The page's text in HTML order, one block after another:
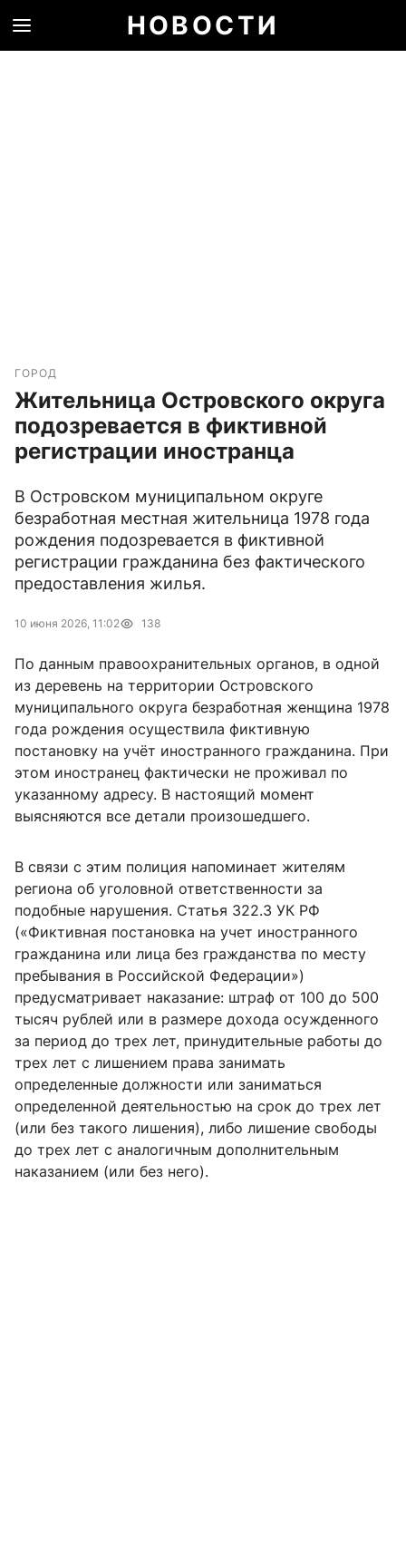
НОВОСТИ
ГОРОД
Жительница Островского округа
подозревается в фиктивной
регистрации иностранца
В Островском муниципальном округе
безработная местная жительница 1978 года
рождения подозревается в фиктивной
регистрации гражданина без фактического
предоставления жилья.
10 июня 2026, 11:02 138
По данным правоохранительных органов, в одной
из деревень на территории Островского
муниципального округа безработная женщина 1978
года рождения осуществила фиктивную
постановку на учёт иностранного гражданина. При
этом иностранец фактически не проживал по
указанному адресу. В настоящий момент
выясняются все детали произошедшего.
В связи с этим полиция напоминает жителям
региона об уголовной ответственности за
подобные нарушения. Статья 322.3 УК РФ
(«Фиктивная постановка на учет иностранного
гражданина или лица без гражданства по месту
пребывания в Российской Федерации»)
предусматривает наказание: штраф от 100 до 500
тысяч рублей или в размере дохода осужденного
за период до трех лет, принудительные работы до
трех лет с лишением права занимать
определенные должности или заниматься
определенной деятельностью на срок до трех лет
(или без такого лишения), либо лишение свободы
до трех лет с аналогичным дополнительным
наказанием (или без него).